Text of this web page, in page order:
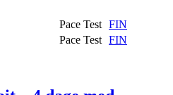
Pace Test FIN
Pace Test FIN